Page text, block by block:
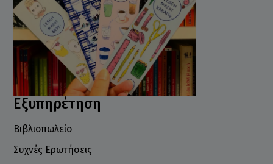
Εξυπηρέτηση
Βιβλιοπωλείο
Συχνές Ερωτήσεις